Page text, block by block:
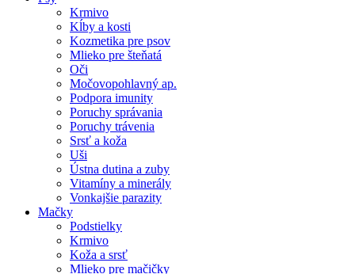
Krmivo
Kĺby a kosti
Kozmetika pre psov
Mlieko pre šteňatá
Oči
Močovopohlavný ap.
Podpora imunity
Poruchy správania
Poruchy trávenia
Srsť a koža
Uši
Ústna dutina a zuby
Vitamíny a minerály
Vonkajšie parazity
Mačky
Podstielky
Krmivo
Koža a srsť
Mlieko pre mačičky